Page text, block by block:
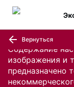
Содержание
изображения и
предназначено
Вернуться